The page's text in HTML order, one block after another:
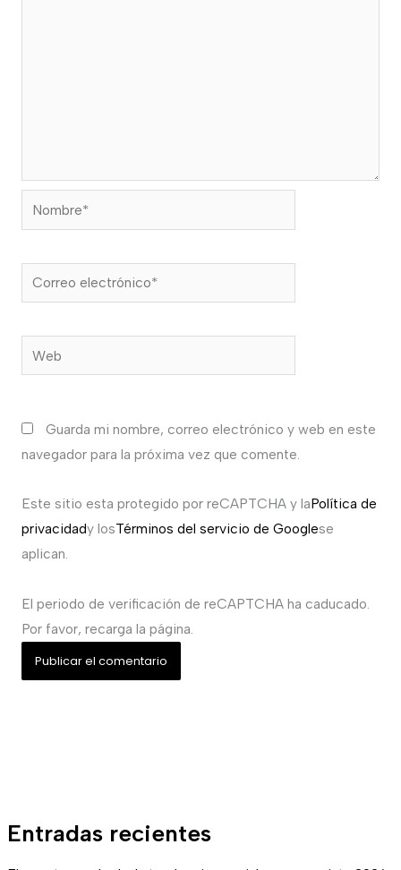
Entradas recientes
Nombre*
Correo
electrónico*
Web
Guarda mi nombre, correo electrónico y web en este
navegador para la próxima vez que comente.
Este sitio esta protegido por reCAPTCHA y laPolítica de
privacidady losTérminos del servicio de Googlese
aplican.
El periodo de verificación de reCAPTCHA ha caducado.
Por favor, recarga la página.